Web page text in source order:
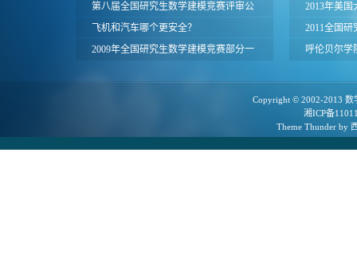
第八届全国研究生数学建模竞赛评审公
告
飞机和汽车哪个更安全？
2009年全国研究生数学建模竞赛部分一
区评奖结果
2013年美
（MCM、
2011全国
呼伦贝尔学
Copyright © 2002-2013 数
湘ICP备
Theme Thunderby